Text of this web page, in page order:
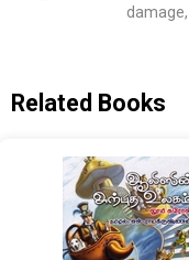
Related Books